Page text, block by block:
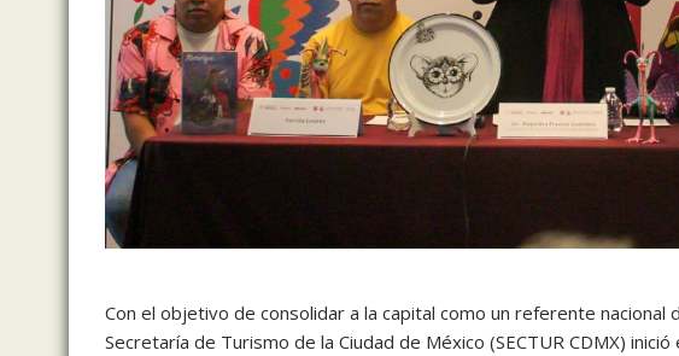
Con el objetivo de consolidar a la capital como un referente nacional
Secretaría de Turismo de la Ciudad de México (SECTUR CDMX)